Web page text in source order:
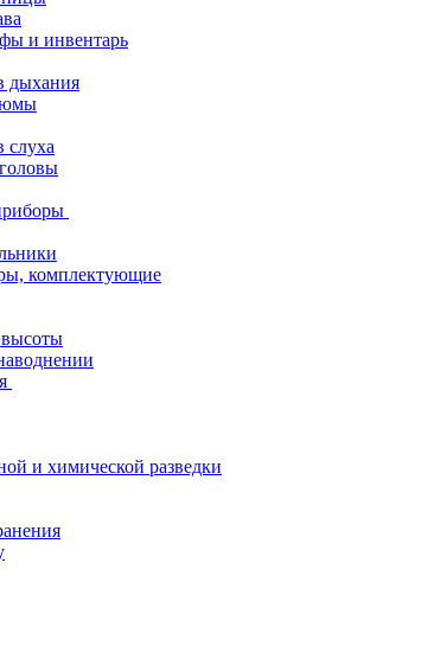
и инвентарь
дыхания
слуха
комплектующие
и химической разведки